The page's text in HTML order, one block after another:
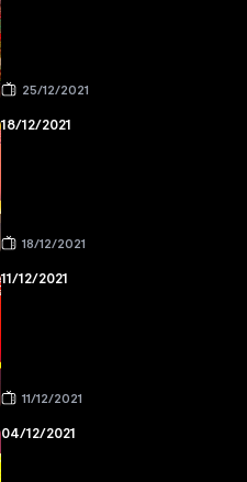
25/12/2021
18/12/2021
18/12/2021
11/12/2021
11/12/2021
04/12/2021